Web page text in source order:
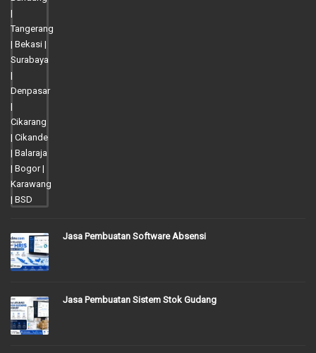
Jasa Pembuatan Software Absensi
Jasa Pembuatan Sistem Stok Gudang